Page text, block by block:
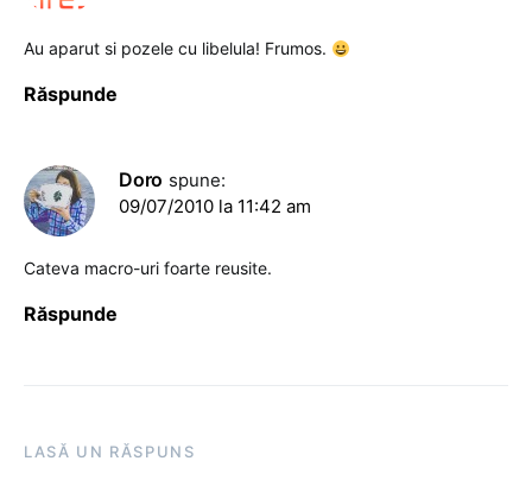
Au aparut si pozele cu libelula! Frumos.
Răspunde
Doro spune:
09/07/2010 la 11:42 am
Cateva macro-uri foarte reusite.
Răspunde
LASĂ UN RĂSPUNS